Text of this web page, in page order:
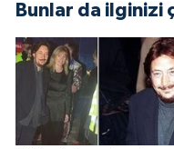
Bunlar da ilginizi